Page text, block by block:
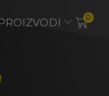
PROIZVODI 0